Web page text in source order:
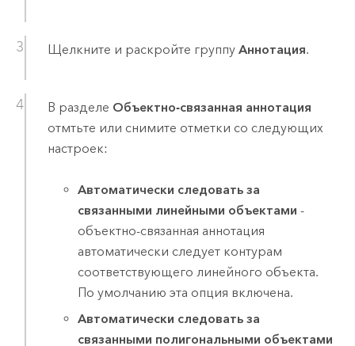
Щелкните и раскройте группу Аннотация.
В разделе Объектно-связанная аннотация
отмтьте или снимите отметки со следующих
настроек:
Автоматически следовать за
связанными линейными объектами -
объектно-связанная аннотация
автоматически следует контурам
соответствующего линейного объекта.
По умолчанию эта опция включена.
Автоматически следовать за
связанными полигональными объектами